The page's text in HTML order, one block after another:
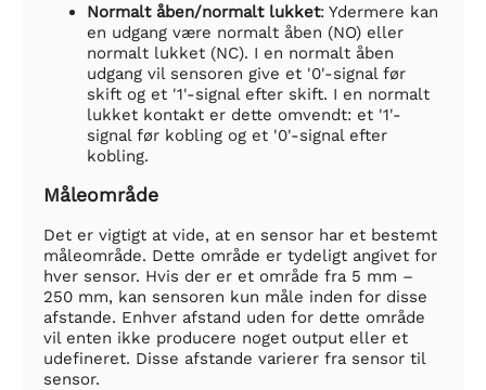
Normalt åben/normalt lukket: Ydermere kan
en udgang være normalt åben (NO) eller
normalt lukket (NC). I en normalt åben
udgang vil sensoren give et '0'-signal før
skift og et '1'-signal efter skift. I en normalt
lukket kontakt er dette omvendt: et '1'-
signal før kobling og et '0'-signal efter
kobling.
Måleområde
Det er vigtigt at vide, at en sensor har et bestemt
måleområde. Dette område er tydeligt angivet for
hver sensor. Hvis der er et område fra 5 mm –
250 mm, kan sensoren kun måle inden for disse
afstande. Enhver afstand uden for dette område
vil enten ikke producere noget output eller et
udefineret. Disse afstande varierer fra sensor til
sensor.